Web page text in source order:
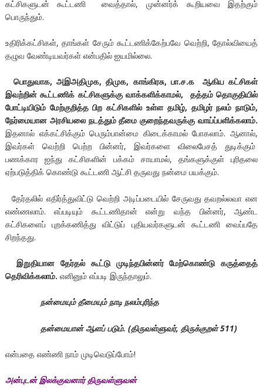
கட்சிகளுடன் கூட்டணி வைத்தால், முன்னர்க் கூறியவை இதற்கும்
பொருந்தும்.
உதிரிக்கட்சிகள், தாங்கள் சேரும் கூட்டணிக்கேற்பவே வெற்றி, தோல்வியைத்
தழுவ வேண்டியவர்கள் என்பதில் ஐயமில்லை.
பொதுவாக, அஇஅதிமுக, திமுக, காங்கிரசு, பா.ச.க ஆகிய கட்சிகள்
இவற்றின் கூட்டணிக் கட்சிகளுக்கு வாக்களிக்காமல், தத்தம் தொகுதியில்
போட்டியிடும் மேற்குறித்த பிற கட்சிகளில் உள்ள தமிழ், தமிழர் நலம் நாடும்,
நேர்மையான அரசியலை நடத்தும் தீமை குறைந்தவருக்கு வாய்ப்பளிக்கலாம்.
இதனால் எக்கட்சிக்கும் பெரும்பான்மை கிடைக்காமல் போகலாம். ஆனால்,
இவர்கள் வெற்றி பெற்ற பின்னர், இவர்களை விலைபேசத் துடிக்கும்
பணக்கார ஐந்து கட்சிகளின் பக்கம் சாயாமல், தங்களுக்குள் புரிதலை
ஏற்படுத்திக் கொண்டு கூட்டணி ஆட்சி தருவது நன்மை பயக்கும்.
தேர்தலில் எதிர்த்துவிட்டு வெற்றி அடிப்படையில் சேருவது தவறல்லவா என
எண்ணலாம். எப்படியும் கூட்டணிதான் என்று வந்த பின்னர், ஆண்ட
கட்சிகளைப் புறக்கணித்து விட்டுப் புதியவர்களுடன் கூட்டணி வைப்பதே
சிறந்தது.
இறுதியான தேர்தல் கூட்டு முடிந்தபின்னர் மேற்கொண்டு கருத்தைத்
தெரிவிக்கலாம். எனினும் எப்படி இருந்தாலும்.
நன்மையும் தீமையும் நாடி நலம்புரிந்த
தன்மையான் ஆளப் படும். (திருவள்ளுவர், திருக்குறள் 511)
என்பதை எண்ணி நாம் முடிவெடுப்போம்!
அன்புடன் இலக்குவனார் திருவள்ளுவன்